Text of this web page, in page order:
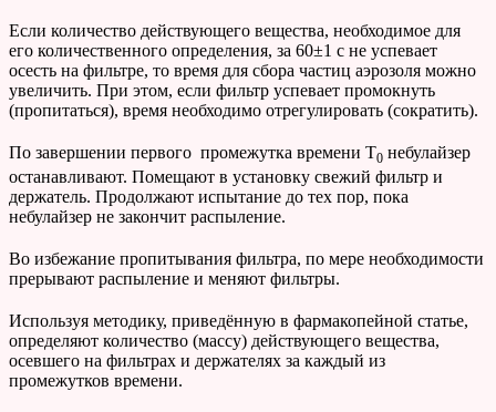
Если количество действующего вещества, необходимое для
его количественного определения, за 60±1 с не успевает
осесть на фильтре, то время для сбора частиц аэрозоля можно
увеличить. При этом, если фильтр успевает промокнуть
(пропитаться), время необходимо отрегулировать (сократить).
По завершении первого промежутка времени T0 небулайзер
останавливают. Помещают в установку свежий фильтр и
держатель. Продолжают испытание до тех пор, пока
небулайзер не закончит распыление.
Во избежание пропитывания фильтра, по мере необходимости
прерывают распыление и меняют фильтры.
Используя методику, приведённую в фармакопейной статье,
определяют количество (массу) действующего вещества,
осевшего на фильтрах и держателях за каждый из
промежутков времени.